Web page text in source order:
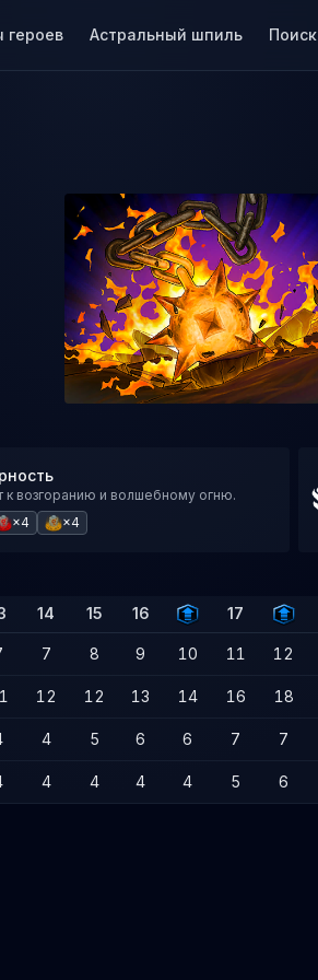
героев Астральный шпиль Поиск
к возгоранию и волшебному огню.
×4 ×4
14 15 16 17
7 8 9 10 11 12
12 12 13 14 16 18
4 5 6 6 7 7
4 4 4 4 5 6